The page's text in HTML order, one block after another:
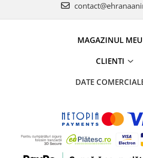
MAGAZINUL MEU
CLIENTI
DATE